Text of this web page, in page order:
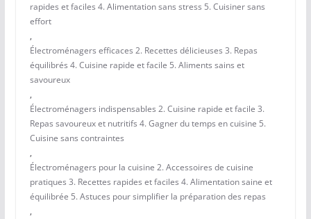
rapides et faciles 4. Alimentation sans stress 5. Cuisiner sans
effort
,
Électroménagers efficaces 2. Recettes délicieuses 3. Repas
équilibrés 4. Cuisine rapide et facile 5. Aliments sains et
savoureux
,
Électroménagers indispensables 2. Cuisine rapide et facile 3.
Repas savoureux et nutritifs 4. Gagner du temps en cuisine 5.
Cuisine sans contraintes
,
Électroménagers pour la cuisine 2. Accessoires de cuisine
pratiques 3. Recettes rapides et faciles 4. Alimentation saine et
équilibrée 5. Astuces pour simplifier la préparation des repas
,